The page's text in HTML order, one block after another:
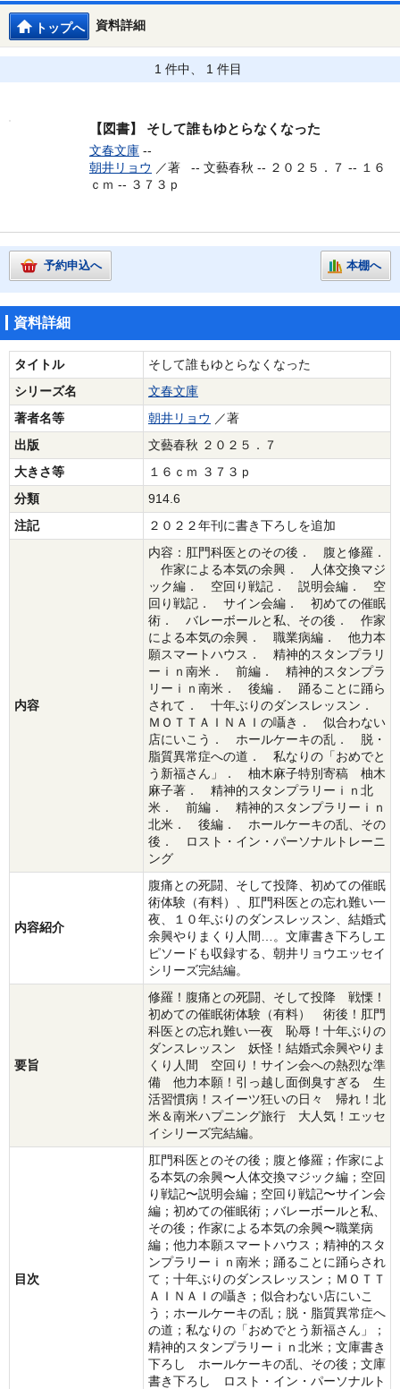
資料詳細
トップへ
1 件中、 1 件目
【図書】 そして誰もゆとらなくなった
文春文庫 --
朝井リョウ ／著 -- 文藝春秋 -- ２０２５．７ -- １６
ｃｍ -- ３７３ｐ
予約申込へ 本棚へ
資料詳細
タイトル
そして誰もゆとらなくなった
シリーズ名
文春文庫
著者名等
朝井リョウ ／著
出版
文藝春秋 ２０２５．７
大きさ等
１６ｃｍ ３７３ｐ
分類
914.6
注記
２０２２年刊に書き下ろしを追加
内容
内容：肛門科医とのその後． 腹と修羅．
作家による本気の余興． 人体交換マジ
ック編． 空回り戦記． 説明会編． 空
回り戦記． サイン会編． 初めての催眠
術． バレーボールと私、その後． 作家
による本気の余興． 職業病編． 他力本
願スマートハウス． 精神的スタンプラリ
ーｉｎ南米． 前編． 精神的スタンプラ
リーｉｎ南米． 後編． 踊ることに踊ら
されて． 十年ぶりのダンスレッスン．
ＭＯＴＴＡＩＮＡＩの囁き． 似合わない
店にいこう． ホールケーキの乱． 脱・
脂質異常症への道． 私なりの「おめでと
う新福さん」． 柚木麻子特別寄稿 柚木
麻子著． 精神的スタンプラリーｉｎ北
米． 前編． 精神的スタンプラリーｉｎ
北米． 後編． ホールケーキの乱、その
後． ロスト・イン・パーソナルトレーニ
ング
内容紹介
腹痛との死闘、そして投降、初めての催眠
術体験（有料）、肛門科医との忘れ難い一
夜、１０年ぶりのダンスレッスン、結婚式
余興やりまくり人間…。文庫書き下ろしエ
ピソードも収録する、朝井リョウエッセイ
シリーズ完結編。
要旨
修羅！腹痛との死闘、そして投降 戦慄！
初めての催眠術体験（有料） 術後！肛門
科医との忘れ難い一夜 恥辱！十年ぶりの
ダンスレッスン 妖怪！結婚式余興やりま
くり人間 空回り！サイン会への熱烈な準
備 他力本願！引っ越し面倒臭すぎる 生
活習慣病！スイーツ狂いの日々 帰れ！北
米＆南米ハプニング旅行 大人気！エッセ
イシリーズ完結編。
目次
肛門科医とのその後；腹と修羅；作家によ
る本気の余興〜人体交換マジック編；空回
り戦記〜説明会編；空回り戦記〜サイン会
編；初めての催眠術；バレーボールと私、
その後；作家による本気の余興〜職業病
編；他力本願スマートハウス；精神的スタ
ンプラリーｉｎ南米；踊ることに踊らされ
て；十年ぶりのダンスレッスン；ＭＯＴＴ
ＡＩＮＡＩの囁き；似合わない店にいこ
う；ホールケーキの乱；脱・脂質異常症へ
の道；私なりの「おめでとう新福さん」；
精神的スタンプラリーｉｎ北米；文庫書き
下ろし ホールケーキの乱、その後；文庫
書き下ろし ロスト・イン・パーソナルト